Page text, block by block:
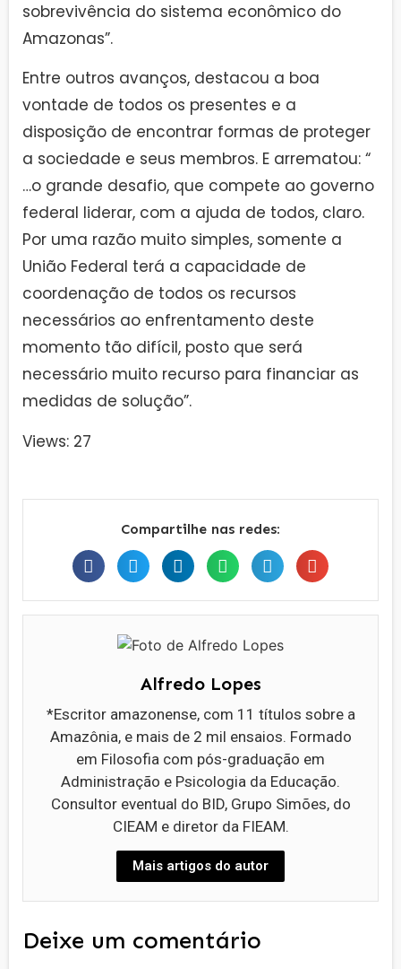
sobrevivência do sistema econômico do
Amazonas”.
Entre outros avanços, destacou a boa
vontade de todos os presentes e a
disposição de encontrar formas de proteger
a sociedade e seus membros. E arrematou: “
…o grande desafio, que compete ao governo
federal liderar, com a ajuda de todos, claro.
Por uma razão muito simples, somente a
União Federal terá a capacidade de
coordenação de todos os recursos
necessários ao enfrentamento deste
momento tão difícil, posto que será
necessário muito recurso para financiar as
medidas de solução”.
Views: 27
Compartilhe nas redes:
Alfredo Lopes
*Escritor amazonense, com 11 títulos sobre a
Amazônia, e mais de 2 mil ensaios. Formado
em Filosofia com pós-graduação em
Administração e Psicologia da Educação.
Consultor eventual do BID, Grupo Simões, do
CIEAM e diretor da FIEAM.
Mais artigos do autor
Deixe um comentário